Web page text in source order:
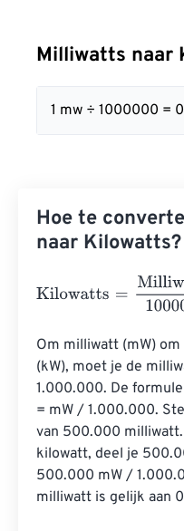
Milliwatts naar
1 mw ÷ 1000000 =
Hoe te
naar Kilowatts?
Kilowatts = Milliwatts
Om milliwatt (mW)
(kW), moet je de
1.000.000. De
= mW / 1.000.000.
van 500.000
kilowatt, deel je
500.000 mW /
milliwatt is gelijk aan